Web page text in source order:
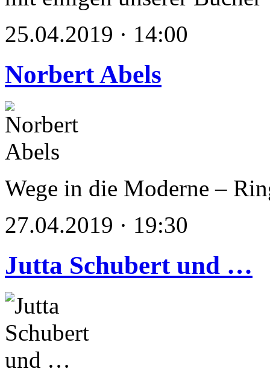
25.04.2019 · 14:00
Norbert Abels
Wege in die Moderne –
27.04.2019 · 19:30
Jutta Schubert und …